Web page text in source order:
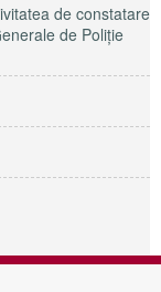
de constatare
de Poliție